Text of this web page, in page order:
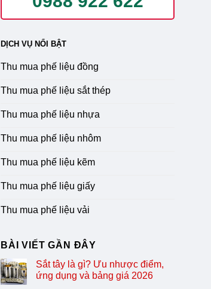
DỊCH VỤ NỔI BẬT
Thu mua phế liệu đồng
Thu mua phế liệu sắt thép
Thu mua phế liệu nhựa
Thu mua phế liệu nhôm
Thu mua phế liệu kẽm
Thu mua phế liệu giấy
Thu mua phế liệu vải
BÀI VIẾT GẦN ĐÂY
Sắt tây là gì? Ưu nhược điểm,
ứng dụng và bảng giá 2026